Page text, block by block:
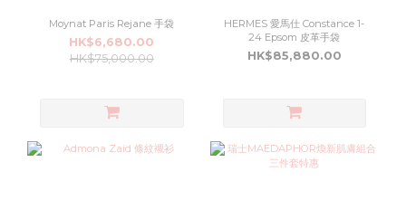
Moynat Paris Rejane 手袋
HK$6,680.00
HK$75,000.00
HERMES 愛馬仕 Constance 1-
24 Epsom 皮革手袋
HK$85,880.00